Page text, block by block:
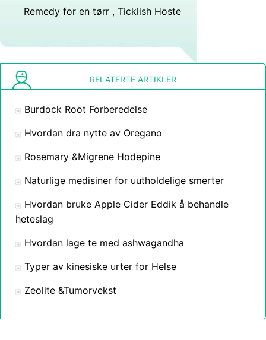
Remedy for en tørr , Ticklish Hoste
RELATERTE ARTIKLER
Burdock Root Forberedelse
Hvordan dra nytte av Oregano
Rosemary &Migrene Hodepine
Naturlige medisiner for uutholdelige smerter
Hvordan bruke Apple Cider Eddik å behandle
heteslag
Hvordan lage te med ashwagandha
Typer av kinesiske urter for Helse
Zeolite &Tumorvekst